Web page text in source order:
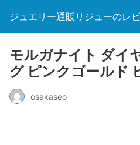
ジュエリー通販リジューのレ
モルガナイト ダイ
グ ピンクゴールド
osakaseo